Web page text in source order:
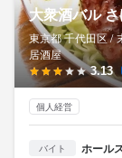
大衆酒バル
東京都 千代田区 /
居酒屋
3.13
個人経営
バイト ホール
かっこいい志望動
とりあえず、話
・仕事をしていな
・経験してきた業
・新しい環境に
・コミュニケーシ
応募資格
歓迎スキル・経験
コミュニケーション能力
今期は全国60名
【未経験歓迎／
■店長業務の経験
■業態ジャンル不問
かっこいい志望
とりあえず、話
今期は全国60名
【未経験歓迎／
■飲食業界での勤
■経験ジャンル不問
■飲食業界未経験